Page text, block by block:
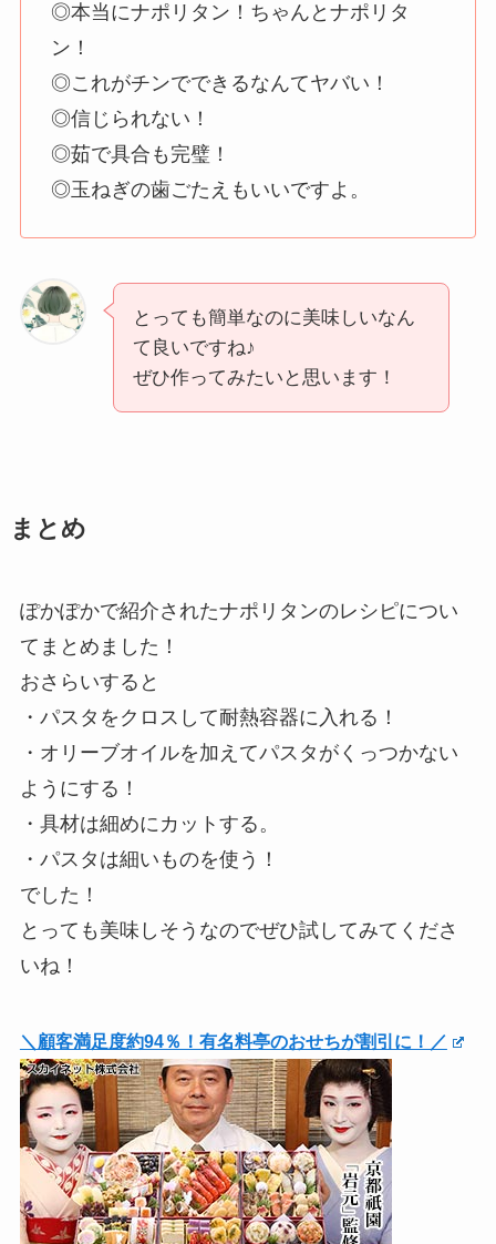
◎本当にナポリタン！ちゃんとナポリタ
ン！
◎これがチンでできるなんてヤバい！
◎信じられない！
◎茹で具合も完璧！
◎玉ねぎの歯ごたえもいいですよ。
とっても簡単なのに美味しいなん
て良いですね♪
ぜひ作ってみたいと思います！
まとめ
ぽかぽかで紹介されたナポリタンのレシピについ
てまとめました！
おさらいすると
・パスタをクロスして耐熱容器に入れる！
・オリーブオイルを加えてパスタがくっつかない
ようにする！
・具材は細めにカットする。
・パスタは細いものを使う！
でした！
とっても美味しそうなのでぜひ試してみてくださ
いね！
＼顧客満足度約94％！有名料亭のおせちが割引に！／